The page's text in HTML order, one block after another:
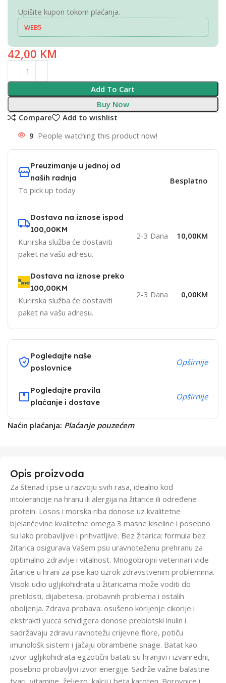
Upišite kupon tokom plaćanja.
WEB5
42,00 KM
Add To Cart
Buy Now
Compare
Add to wishlist
9 People watching this product now!
Preuzimanje u jednoj od
naših radnja
To pick up today
Besplatno
Dostava na iznose ispod
100,00KM
Kurirska služba će dostaviti
paket na vašu adresu.
2-3 Dana 10,00KM
Dostava na iznose preko
100,00KM
Kurirska služba će dostaviti
paket na vašu adresu.
2-3 Dana 0,00KM
Pogledajte naše
poslovnice
Opširnije
Pogledajte pravila
plaćanje i dostave
Opširnije
Naćin plaćanja: Plaćanje pouzećem
Opis proizvoda
Za štenad i pse u razvoju svih rasa, idealno kod
intolerancije na hranu ili alergija na žitarice ili određene
protein. Losos i morska riba donose uz kvalitetne
bjelančevine kvalitetne omega 3 masne kiseline i posebno
su lako probavljive i prihvatljive. Bez žitarica: formula bez
žitarica osigurava Vašem psu uravnoteženu prehranu za
optimalno zdravlje i vitalnost. Mnogobrojni veterinari vide
žitarice u hrani za pse kao uzrok zdravstvenim problemima.
Visoki udio ugljikohidrata u žitaricama može voditi do
pretilosti, dijabetesa, probavnih problema i ostalih
oboljenja. Zdrava probava: osušeno korijenje cikorije i
ekstrakti yucca schidigera donose prebiotski inulin i
sadržavaju zdravu ravnotežu crijevne flore, potiču
imunološk sistem i jačaju obrambene snage. Batat kao
izvor ugljikohidrata egzotični batati su hranjivi i izvanredni,
posebno probavljivi izvor energije. Sadrže važne balastne
tvari, vitamine, željezo, kalcij i beta karoten. Borovnice i